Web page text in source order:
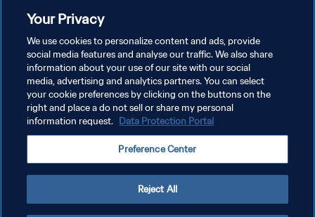
Your Privacy
We use cookies to personalize content and ads, provide
social media features and analyse our traffic. We also share
information about your use of our site with our social
media, advertising and analytics partners. You can select
your cookie preferences by clicking on the buttons on the
right and place a do not sell or share my personal
information request. Data Protection Portal
Preference Center
Reject All